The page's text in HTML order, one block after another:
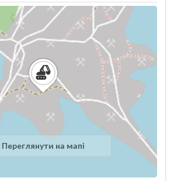
Переглянути на мапі